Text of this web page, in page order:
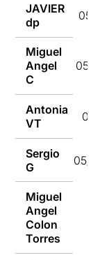
JAVIER
dp
05/
Miguel
Angel
C
05/
Antonia
VT
05/
Sergio
G
05/04/
Miguel
Angel
Colon
Torres